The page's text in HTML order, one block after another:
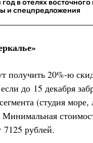
в отелях восточного
и спецпредложения
получить 20%-ю
до 15 декабря
(студия море,
рублей.